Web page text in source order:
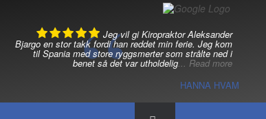
Jeg vil gi Kiropraktor Aleksander
Bjargo en stor takk fordi han reddet min ferie. Jeg kom
til Spania med store ryggsmerter som strålte ned i
benet så det var utholdelig... Read more
HANNA HVAM